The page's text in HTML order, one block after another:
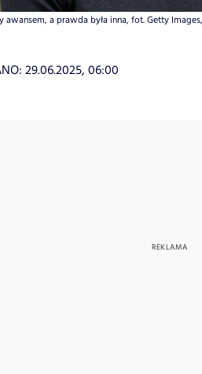
awansem, a prawda była inna, fot. Getty
29.06.2025, 06:00